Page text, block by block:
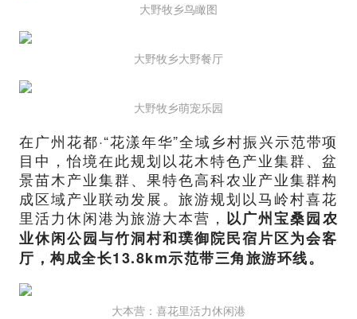
大野牧乡鸟瞰图
大野牧乡大野餐厅
大野牧乡萌宠乐园
在广州花都·“花漾年华”全域乡村振兴示范带项
目中，怡境在此规划以花木特色产业集群、盆
景苗木产业集群、果特色高科农业产业集群构
成区域产业联动发展。旅游规划以马岭村喜花
里活力休闲港为旅游大本营， 以广州宝桑园农
业休闲公园与竹洞村和璞御院民宿片区为会客
厅，构成全长13.8km示范带三角旅游环线。
大本营：喜花里活力休闲港